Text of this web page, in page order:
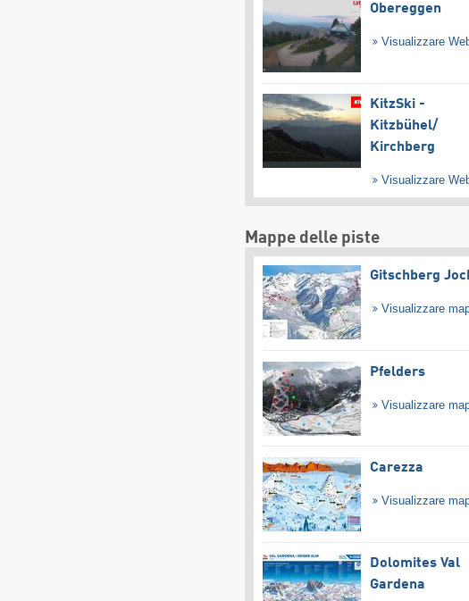
Obereggen
Visualizzare
KitzSki -
Kitzbühel/​
Kirchberg
Visualizzare
Mappe delle piste
Gitschberg
Visualizzare
Pfelders
Visualizzare
Carezza
Visualizzare
Dolomites Val
Gardena